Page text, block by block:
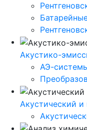
Акустико-
АЭ-
Акустический